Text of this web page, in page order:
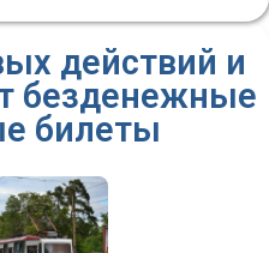
действий и
безденежные
билеты